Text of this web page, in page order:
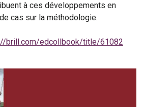
à ces développements en
cas sur la méthodologie.
brill.com/edcollbook/title/61082